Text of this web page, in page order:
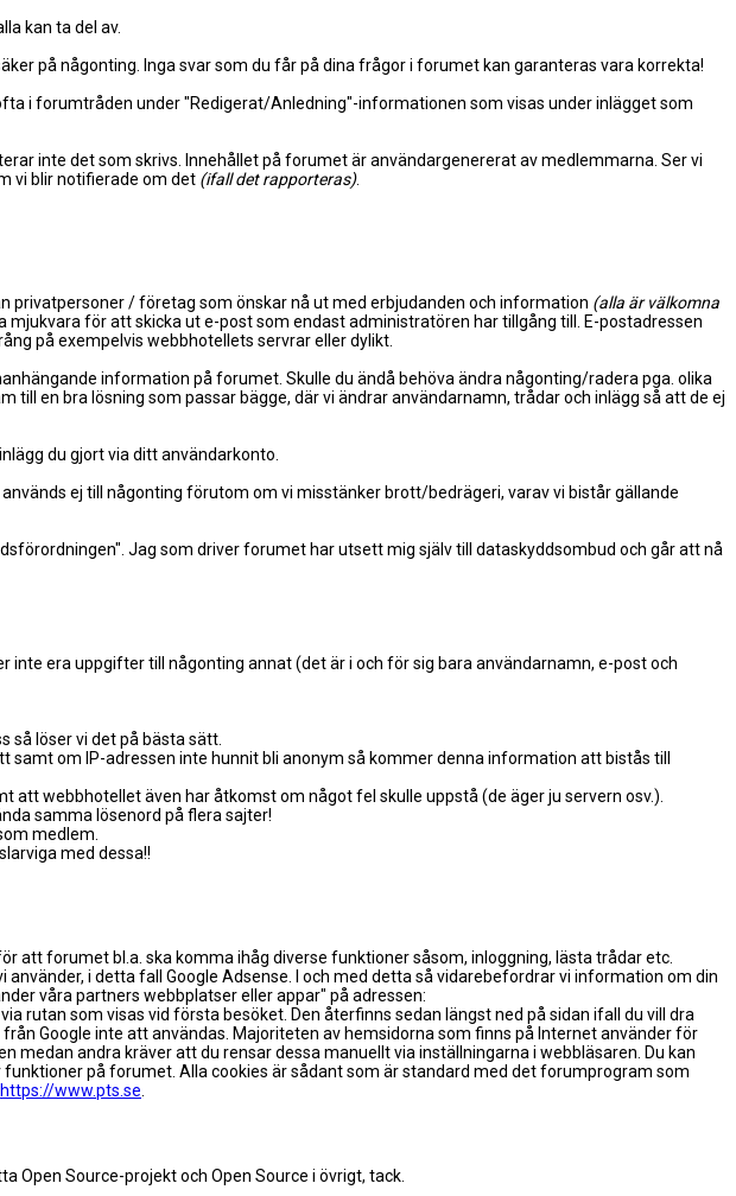
kan ta del av.
på någonting. Inga svar som du får på dina frågor i forumet kan garanteras vara korrekta!
i forumtråden under "Redigerat/Anledning"-informationen som visas under inlägget som
inte det som skrivs. Innehållet på forumet är användargenererat av medlemmarna. Ser vi
vi blir notifierade om det (ifall det rapporteras).
/ företag som önskar nå ut med erbjudanden och information (alla är välkomna
mjukvara för att skicka ut e-post som endast administratören har tillgång till. E-postadressen
på exempelvis webbhotellets servrar eller dylikt.
information på forumet. Skulle du ändå behöva ändra någonting/radera pga. olika
en bra lösning som passar bägge, där vi ändrar användarnamn, trådar och inlägg så att de ej
du gjort via ditt användarkonto.
ej till någonting förutom om vi misstänker brott/bedrägeri, varav vi bistår gällande
Jag som driver forumet har utsett mig själv till dataskyddsombud och går att nå
era uppgifter till någonting annat (det är i och för sig bara användarnamn, e-post och
så löser vi det på bästa sätt.
om IP-adressen inte hunnit bli anonym så kommer denna information att bistås till
webbhotellet även har åtkomst om något fel skulle uppstå (de äger ju servern osv.).
samma lösenord på flera sajter!
medlem.
med dessa!!
att forumet bl.a. ska komma ihåg diverse funktioner såsom, inloggning, lästa trådar etc.
i detta fall Google Adsense. I och med detta så vidarebefordrar vi information om din
våra partners webbplatser eller appar" på adressen:
rutan som visas vid första besöket. Den återfinns sedan längst ned på sidan ifall du vill dra
Google inte att användas. Majoriteten av hemsidorna som finns på Internet använder för
medan andra kräver att du rensar dessa manuellt via inställningarna i webbläsaren. Du kan
på forumet. Alla cookies är sådant som är standard med det forumprogram som
https://www.pts.se
Open Source-projekt och Open Source i övrigt, tack.